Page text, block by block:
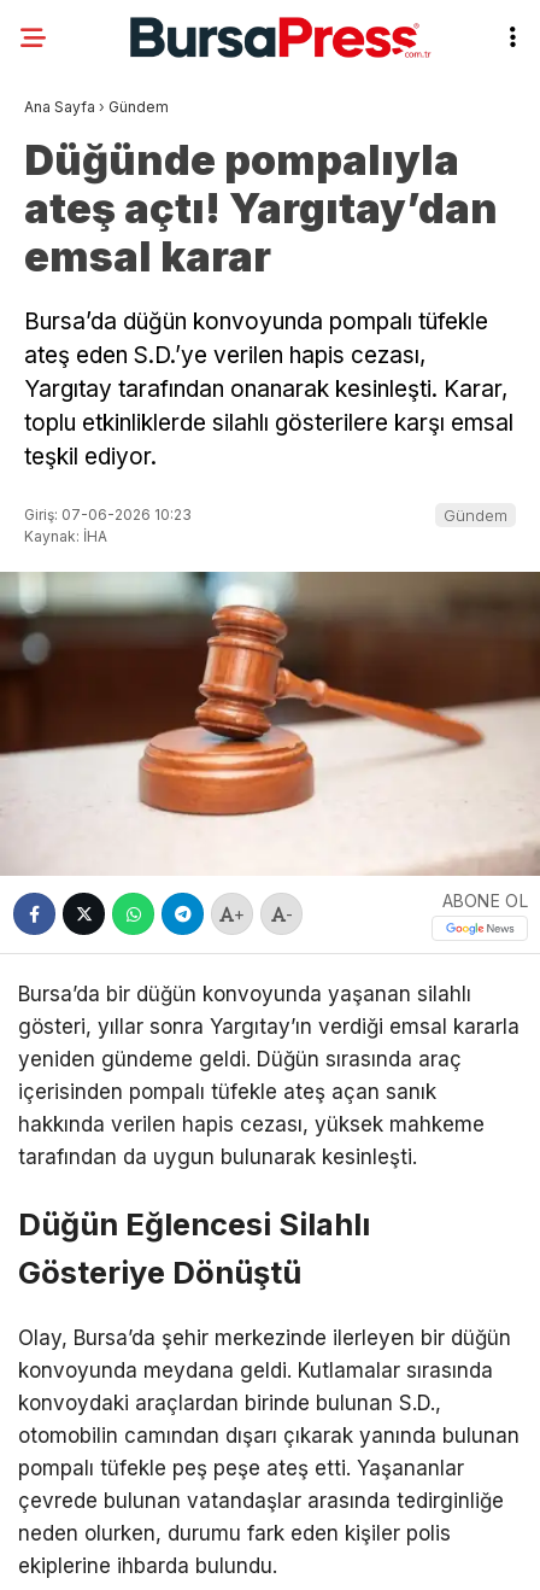
Ana Sayfa › Gündem
Düğünde pompalıyla
ateş açtı! Yargıtay’dan
emsal karar
Bursa’da düğün konvoyunda pompalı tüfekle
ateş eden S.D.’ye verilen hapis cezası,
Yargıtay tarafından onanarak kesinleşti. Karar,
toplu etkinliklerde silahlı gösterilere karşı emsal
teşkil ediyor.
Giriş: 07-06-2026 10:23
Kaynak: İHA
Gündem
+ -
ABONE OL
Bursa’da bir düğün konvoyunda yaşanan silahlı
gösteri, yıllar sonra Yargıtay’ın verdiği emsal kararla
yeniden gündeme geldi. Düğün sırasında araç
içerisinden pompalı tüfekle ateş açan sanık
hakkında verilen hapis cezası, yüksek mahkeme
tarafından da uygun bulunarak kesinleşti.
Düğün Eğlencesi Silahlı
Gösteriye Dönüştü
Olay, Bursa’da şehir merkezinde ilerleyen bir düğün
konvoyunda meydana geldi. Kutlamalar sırasında
konvoydaki araçlardan birinde bulunan S.D.,
otomobilin camından dışarı çıkarak yanında bulunan
pompalı tüfekle peş peşe ateş etti. Yaşananlar
çevrede bulunan vatandaşlar arasında tedirginliğe
neden olurken, durumu fark eden kişiler polis
ekiplerine ihbarda bulundu.